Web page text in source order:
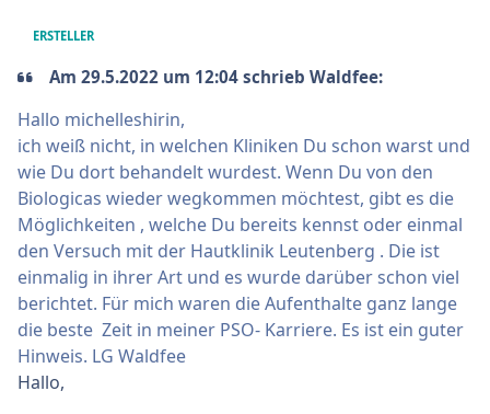
ERSTELLER
Am 29.5.2022 um 12:04 schrieb Waldfee:
Hallo michelleshirin,
ich weiß nicht, in welchen Kliniken Du schon warst und
wie Du dort behandelt wurdest. Wenn Du von den
Biologicas wieder wegkommen möchtest, gibt es die
Möglichkeiten , welche Du bereits kennst oder einmal
den Versuch mit der Hautklinik Leutenberg . Die ist
einmalig in ihrer Art und es wurde darüber schon viel
berichtet. Für mich waren die Aufenthalte ganz lange
die beste Zeit in meiner PSO- Karriere. Es ist ein guter
Hinweis. LG Waldfee
Hallo,